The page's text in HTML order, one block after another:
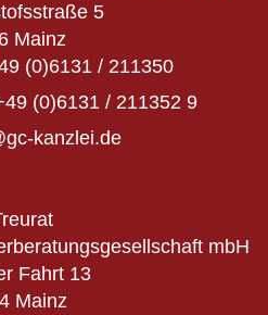
5
Mainz
(0)6131 / 211350
(0)6131 / 211352 9
kanzlei.de
mbH
Fahrt 13
Mainz